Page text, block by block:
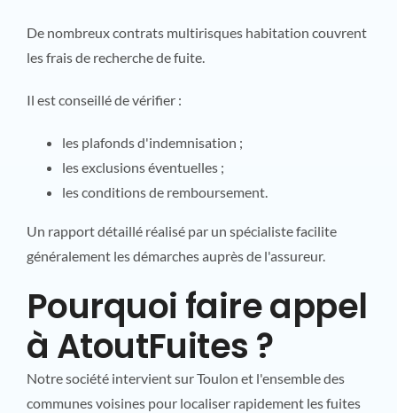
De nombreux contrats multirisques habitation couvrent
les frais de recherche de fuite.
Il est conseillé de vérifier :
les plafonds d'indemnisation ;
les exclusions éventuelles ;
les conditions de remboursement.
Un rapport détaillé réalisé par un spécialiste facilite
généralement les démarches auprès de l'assureur.
Pourquoi faire appel
à AtoutFuites ?
Notre société intervient sur Toulon et l'ensemble des
communes voisines pour localiser rapidement les fuites